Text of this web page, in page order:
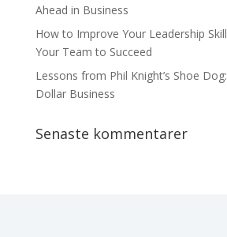
Ahead in Business
How to Improve Your Leadership
Your Team to Succeed
Lessons from Phil Knight’s Shoe
Dollar Business
Senaste kommentarer